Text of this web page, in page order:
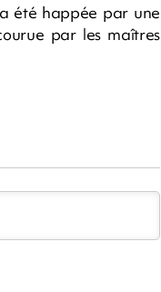
été happée par une
par les maîtres